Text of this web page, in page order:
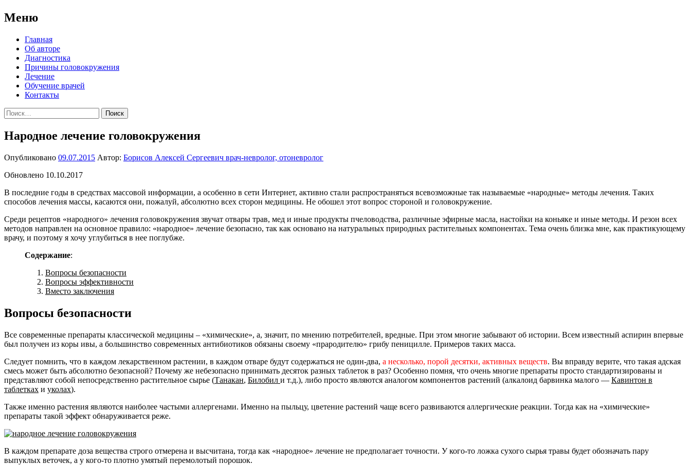
Меню
Перейти
содержимому
Главная
Об авторе
Диагностика
Причины головокружения
Лечение
Обучение врачей
Контакты
Найти:
Народное лечение головокружения
Опубликовано 09.07.2015 Автор: Борисов Алексей Сергеевич врач-невролог, отоневролог
Обновлено 10.10.2017
В последние годы в средствах массовой информации, а особенно в сети Интернет, активно стали распространяться всевозможные так называемые «народные» методы лечения. Таких
способов лечения массы, касаются они, пожалуй, абсолютно всех сторон медицины. Не обошел этот вопрос стороной и головокружение.
Среди рецептов «народного» лечения головокружения звучат отвары трав, мед и иные продукты пчеловодства, различные эфирные масла, настойки на коньяке и иные методы. И резон всех
методов направлен на основное правило: «народное» лечение безопасно, так как основано на натуральных природных растительных компонентах. Тема очень близка мне, как практикующему
врачу, и поэтому я хочу углубиться в нее поглубже.
Содержание:
Вопросы безопасности
Вопросы эффективности
Вместо заключения
Вопросы безопасности
Все современные препараты классической медицины – «химические», а, значит, по мнению потребителей, вредные. При этом многие забывают об истории. Всем известный аспирин впервые
был получен из коры ивы, а большинство современных антибиотиков обязаны своему «прародителю» грибу пеницилле. Примеров таких масса.
Следует помнить, что в каждом лекарственном растении, в каждом отваре будут содержаться не один-два, а несколько, порой десятки, активных веществ. Вы вправду верите, что такая адская
смесь может быть абсолютно безопасной? Почему же небезопасно принимать десяток разных таблеток в раз? Особенно помня, что очень многие препараты просто стандартизированы и
представляют собой непосредственно растительное сырье (Танакан, Билобил и т.д.), либо просто являются аналогом компонентов растений (алкалоид барвинка малого — Кавинтон в
таблетках и уколах).
Также именно растения являются наиболее частыми аллергенами. Именно на пыльцу, цветение растений чаще всего развиваются аллергические реакции. Тогда как на «химические»
препараты такой эффект обнаруживается реже.
В каждом препарате доза вещества строго отмерена и высчитана, тогда как «народное» лечение не предполагает точности. У кого-то ложка сухого сырья травы будет обозначать пару
выпуклых веточек, а у кого-то плотно умятый перемолотый порошок.